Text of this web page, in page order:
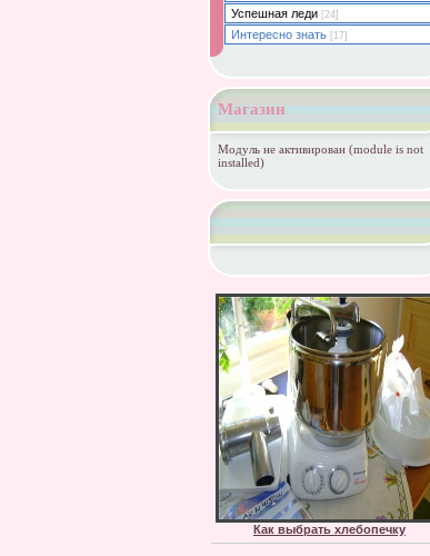
Успешная леди [24]
Интересно знать [17]
Магазин
Модуль не активирован (module is not
installed)
Как выбрать хлебопечку